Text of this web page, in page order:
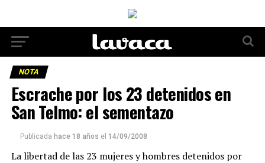
NOTA
Escrache por los 23 detenidos en
San Telmo: el sementazo
Publicada hace 18 años el 14/09/2008
La libertad de las 23 mujeres y hombres detenidos por